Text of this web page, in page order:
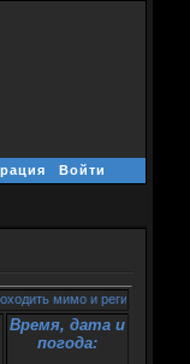
Войти
мимо и
Время, дата и
погода: